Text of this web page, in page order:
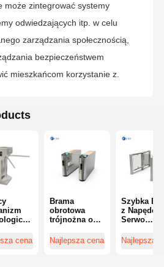
ramieniem
dla pieszych
biletów
może zintegrować systemy
odwiedzających itp. w celu
zarządzania społecznością,
bezpieczeństwem
mieszkańcom korzystanie z.
z
cena
Brama
obrotowa
trójnożna o
mm, z
żywotnością 5
Najlepsza cena
Szybka
z Napędem
Serwo
do Ruchu
Skrzydła
Najlepsza